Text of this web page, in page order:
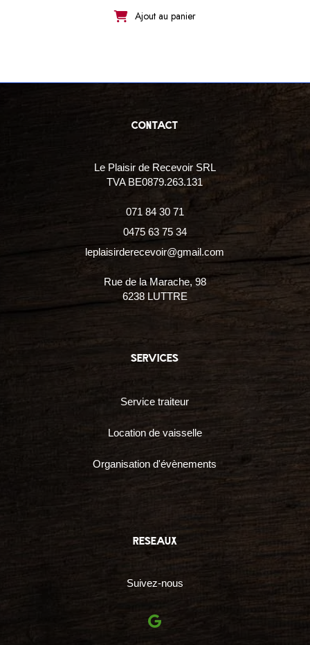
Ajout au panier
contact
Le Plaisir de Recevoir SRL
TVA BE0879.263.131
071 84 30 71
0475 63 75 34
leplaisirderecevoir@gmail.com
Rue de la Marache, 98
6238 LUTTRE
services
Service traiteur
Location de vaisselle
Organisation d'évènements
reseaux
Suivez-nous